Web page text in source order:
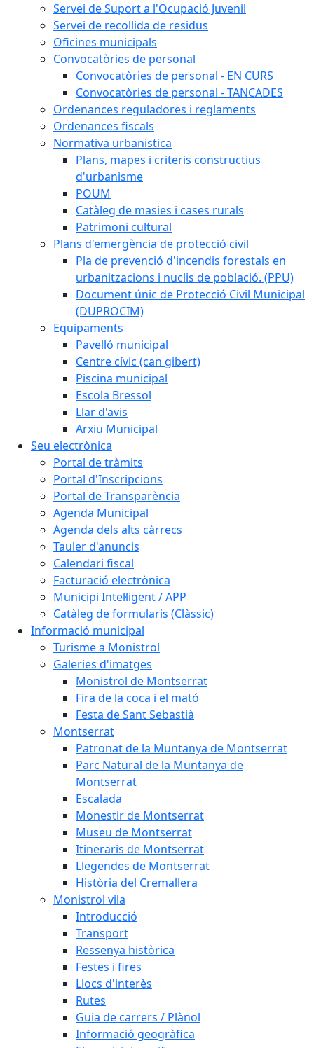
Servei de Suport a l'Ocupació Juvenil
Servei de recollida de residus
Oficines municipals
Convocatòries de personal
Convocatòries de personal - EN CURS
Convocatòries de personal - TANCADES
Ordenances reguladores i reglaments
Ordenances fiscals
Normativa urbanistica
Plans, mapes i criteris constructius
d'urbanisme
POUM
Catàleg de masies i cases rurals
Patrimoni cultural
Plans d'emergència de protecció civil
Pla de prevenció d'incendis forestals en
urbanitzacions i nuclis de població. (PPU)
Document únic de Protecció Civil Municipal
(DUPROCIM)
Equipaments
Pavelló municipal
Centre cívic (can gibert)
Piscina municipal
Escola Bressol
Llar d'avis
Arxiu Municipal
Seu electrònica
Portal de tràmits
Portal d'Inscripcions
Portal de Transparència
Agenda Municipal
Agenda dels alts càrrecs
Tauler d'anuncis
Calendari fiscal
Facturació electrònica
Municipi Intel·ligent / APP
Catàleg de formularis (Clàssic)
Informació municipal
Turisme a Monistrol
Galeries d'imatges
Monistrol de Montserrat
Fira de la coca i el mató
Festa de Sant Sebastià
Montserrat
Patronat de la Muntanya de Montserrat
Parc Natural de la Muntanya de
Montserrat
Escalada
Monestir de Montserrat
Museu de Montserrat
Itineraris de Montserrat
Llegendes de Montserrat
Història del Cremallera
Monistrol vila
Introducció
Transport
Ressenya històrica
Festes i fires
Llocs d'interès
Rutes
Guia de carrers / Plànol
Informació geogràfica